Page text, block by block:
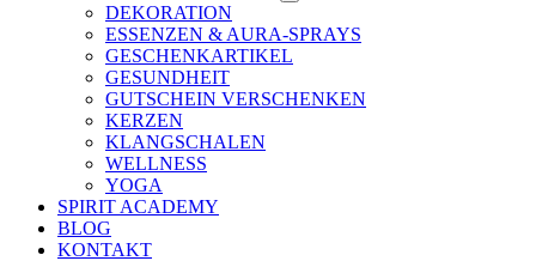
DEKORATION
ESSENZEN & AURA-SPRAYS
GESCHENKARTIKEL
GESUNDHEIT
GUTSCHEIN VERSCHENKEN
KERZEN
KLANGSCHALEN
WELLNESS
YOGA
SPIRIT ACADEMY
BLOG
KONTAKT